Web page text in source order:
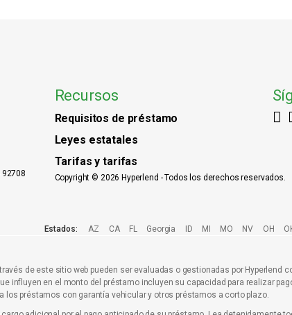
92708
Recursos
Requisitos de préstamo
Leyes estatales
Tarifas y tarifas
Copyright © 2026 Hyperlend - Todos los derechos reservados.
Estados: AZ CA FL Georgia ID MI MO NV OH
de este sitio web pueden ser evaluadas o gestionadas por
influyen en el monto del préstamo incluyen su capacidad para realizar
préstamos con garantía vehicular y otros préstamos a corto plazo.